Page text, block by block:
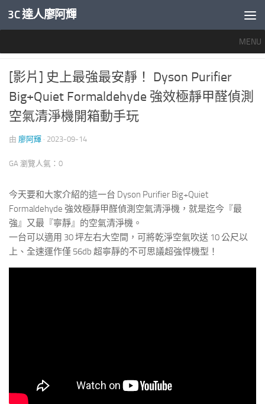
內文下方
3C 達人廖阿輝
MENU
0
[影片] 史上最強最安靜！ Dyson Purifier
Big+Quiet Formaldehyde 強效極靜甲醛偵測
空氣清淨機開箱動手玩
由 廖阿輝 · 2023-09-14
GA 瀏覽人氣：0
今天要和大家介紹的這一台 Dyson Purifier Big+Quiet
Formaldehyde 強效極靜甲醛偵測空氣清淨機，就是迄今『最
強』又最『寧靜』的空氣清淨機。
一台可以適用 30 坪左右大空間，可將乾淨空氣吹送 10 公尺以
上、全速運作僅 56db 超寧靜的不可思議超強悍機型！